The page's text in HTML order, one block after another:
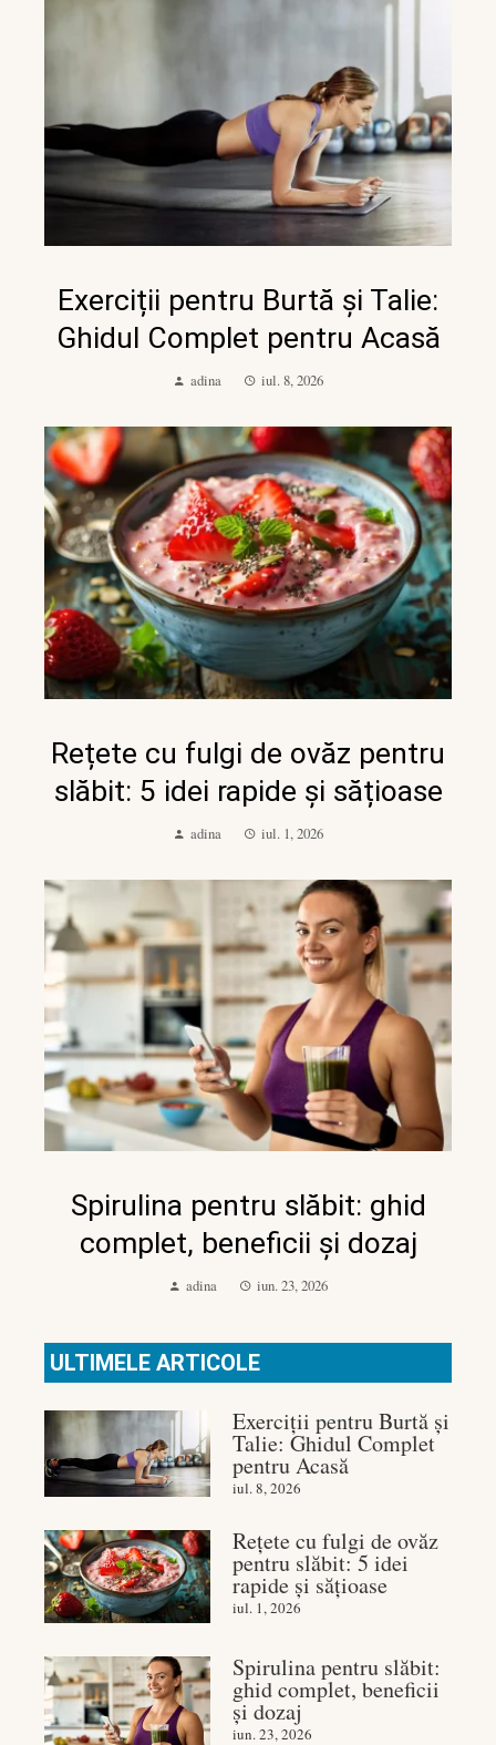
Exerciții pentru Burtă și Talie:
Ghidul Complet pentru Acasă
adina iul. 8, 2026
Rețete cu fulgi de ovăz pentru
slăbit: 5 idei rapide și sățioase
adina iul. 1, 2026
Spirulina pentru slăbit: ghid
complet, beneficii și dozaj
adina iun. 23, 2026
ULTIMELE ARTICOLE
Exerciții pentru Burtă și
Talie: Ghidul Complet
pentru Acasă
iul. 8, 2026
Rețete cu fulgi de ovăz
pentru slăbit: 5 idei
rapide și sățioase
iul. 1, 2026
Spirulina pentru slăbit:
ghid complet, beneficii
și dozaj
iun. 23, 2026